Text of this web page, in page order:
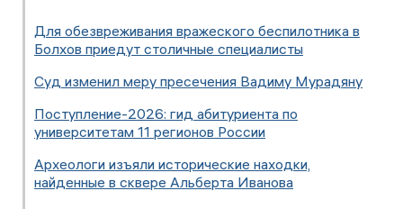
Для обезвреживания вражеского беспилотника в
Болхов приедут столичные специалисты
Суд изменил меру пресечения Вадиму Мурадяну
Поступление-2026: гид абитуриента по
университетам 11 регионов России
Археологи изъяли исторические находки,
найденные в сквере Альберта Иванова